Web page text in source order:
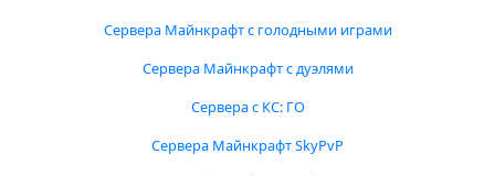
Сервера Майнкрафт с голодными играми
Сервера Майнкрафт с дуэлями
Сервера с КС: ГО
Сервера Майнкрафт SkyPvP